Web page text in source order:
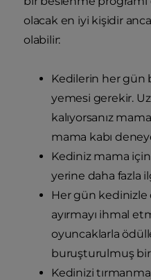
olacak en iyi kişidir
olabilir:
Kedilerin her gün
yemesi gerekir.
kalıyorsanız
mama kabı
Kediniz mama
yerine daha fazla
Her gün kedinizle
ayırmayı ihmal
oyuncaklarla
buruşturulmuş bir
Kedinizi